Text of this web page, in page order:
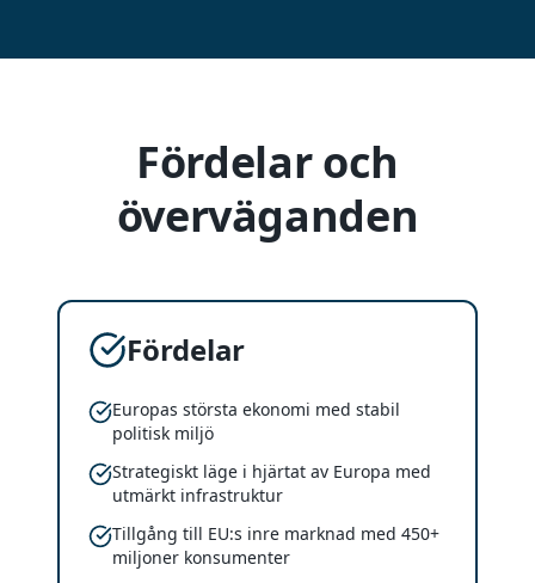
Fördelar och
överväganden
Fördelar
Europas största ekonomi med stabil
politisk miljö
Strategiskt läge i hjärtat av Europa med
utmärkt infrastruktur
Tillgång till EU:s inre marknad med 450+
miljoner konsumenter